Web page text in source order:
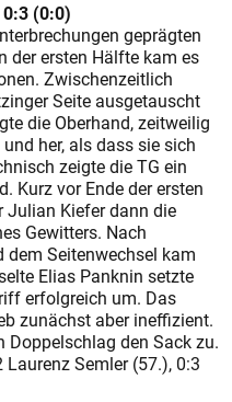
(0:0)
geprägten
der ersten Hälfte kam es
Zwischenzeitlich
Seite ausgetauscht
die Oberhand, zeitweilig
her, als dass sie sich
zeigte die TG ein
Kurz vor Ende der ersten
Julian Kiefer dann die
Gewitters. Nach
Seitenwechsel kam
Elias Panknin setzte
erfolgreich um. Das
zunächst aber ineffizient.
Doppelschlag den Sack zu.
Semler (57.), 0:3